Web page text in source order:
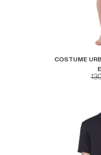
COSTUME